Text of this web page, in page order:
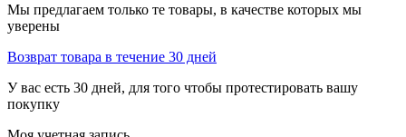
Мы предлагаем только те товары, в качестве которых мы
уверены
Возврат товара в течение 30 дней
У вас есть 30 дней, для того чтобы протестировать вашу
покупку